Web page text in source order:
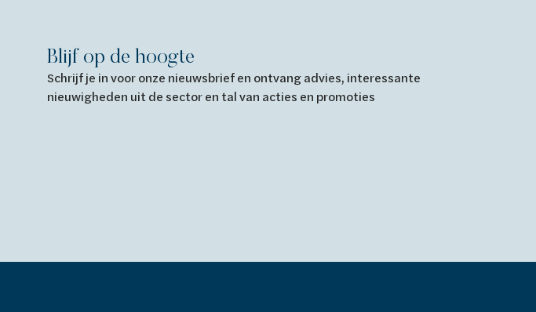
Blijf op de hoogte
Schrijf je in voor onze nieuwsbrief en ontvang advies, interessante
nieuwigheden uit de sector en tal van acties en promoties